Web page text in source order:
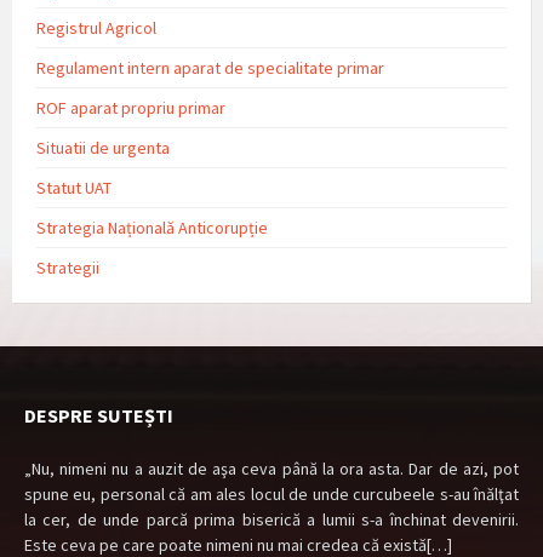
Registrul Agricol
Regulament intern aparat de specialitate primar
ROF aparat propriu primar
Situatii de urgenta
Statut UAT
Strategia Națională Anticorupție
Strategii
DESPRE SUTEȘTI
„Nu, nimeni nu a auzit de aşa ceva până la ora asta. Dar de azi, pot
spune eu, personal că am ales locul de unde curcubeele s-au înălţat
la cer, de unde parcă prima biserică a lumii s-a închinat devenirii.
Este ceva pe care poate nimeni nu mai credea că există[…]